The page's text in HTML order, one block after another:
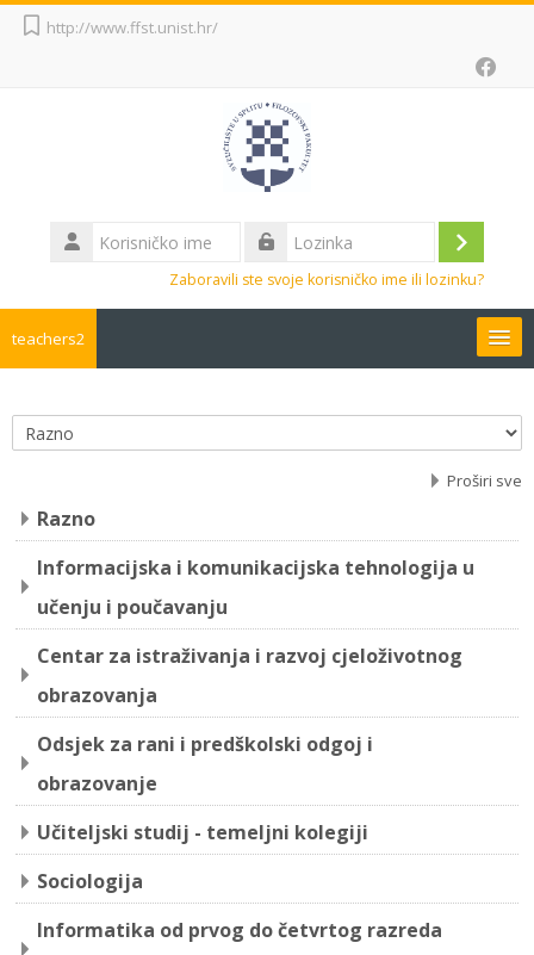
Preskoči na sadržaj
http://www.ffst.unist.hr/
Korisničko
ime
Prijava
Zaboravili ste svoje korisničko ime ili lozinku?
teachers2
Popis e-kolegija
Proširi sve
Razno
Informacijska i komunikacijska tehnologija u
učenju i poučavanju
Centar za istraživanja i razvoj cjeloživotnog
obrazovanja
Odsjek za rani i predškolski odgoj i
obrazovanje
Učiteljski studij - temeljni kolegiji
Sociologija
Informatika od prvog do četvrtog razreda